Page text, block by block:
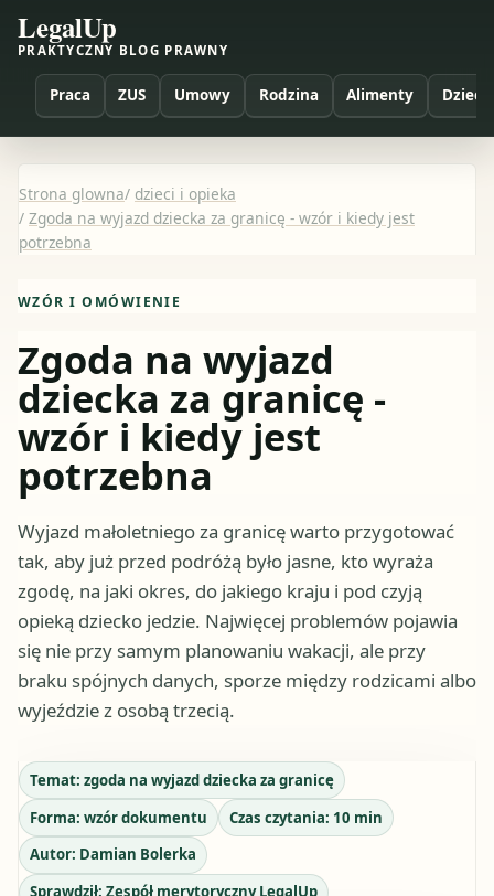
LegalUp
PRAKTYCZNY BLOG PRAWNY
Praca ZUS Umowy Rodzina Alimenty Dzieci
Strona glowna/ dzieci i opieka
/ Zgoda na wyjazd dziecka za granicę - wzór i kiedy jest
potrzebna
WZÓR I OMÓWIENIE
Zgoda na wyjazd
dziecka za granicę -
wzór i kiedy jest
potrzebna
Wyjazd małoletniego za granicę warto przygotować
tak, aby już przed podróżą było jasne, kto wyraża
zgodę, na jaki okres, do jakiego kraju i pod czyją
opieką dziecko jedzie. Najwięcej problemów pojawia
się nie przy samym planowaniu wakacji, ale przy
braku spójnych danych, sporze między rodzicami albo
wyjeździe z osobą trzecią.
Temat: zgoda na wyjazd dziecka za granicę
Forma: wzór dokumentu Czas czytania: 10 min
Autor: Damian Bolerka
Sprawdził: Zespół merytoryczny LegalUp